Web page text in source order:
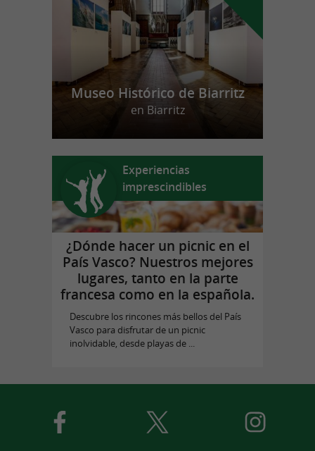
Museo Histórico de Biarritz
en Biarritz
Experiencias
imprescindibles
¿Dónde hacer un picnic en el
País Vasco? Nuestros mejores
lugares, tanto en la parte
francesa como en la española.
Descubre los rincones más bellos del País
Vasco para disfrutar de un picnic
inolvidable, desde playas de ...